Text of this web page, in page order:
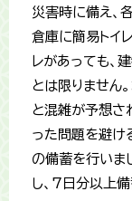
災害時に備え、
倉庫に簡易トイ
レがあっても、
とは限りません
と混雑が予想さ
った問題を避け
の備蓄を行いま
し、7日分以上備